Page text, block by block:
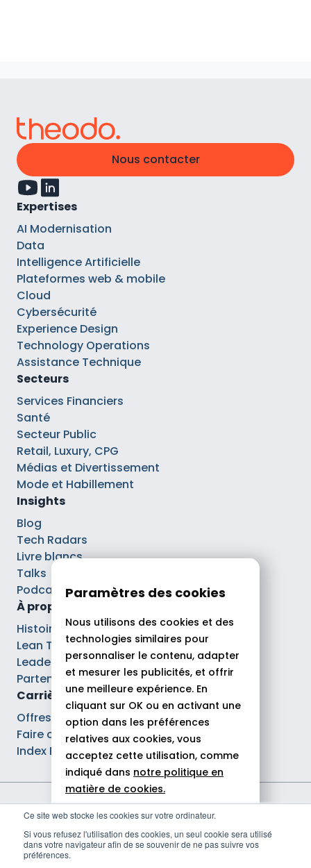
Ce site web stocke les cookies sur votre ordinateur.
Si vous refusez l'utilisation des cookies, un seul cookie sera utilisé
dans votre navigateur afin de se souvenir de ne pas suivre vos
préférences.
Nous contacter
Expertises
AI Modernisation
Data
Intelligence Artificielle
Plateformes web & mobile
Cloud
Cybersécurité
Experience Design
Technology Operations
Assistance Technique
Secteurs
Services Financiers
Santé
Secteur Public
Retail, Luxury, CPG
Médias et Divertissement
Mode et Habillement
Insights
Blog
Tech Radars
Livre blancs
Talks
Podcasts
À propos
Histoire
Lean Tech®
Leaders
Partenaires
Carrières
Offres d’emploi
Faire carrière chez Theodo
Index Ega Pro
Mentions légales
Déclaration d'accessibilité
Politique de gestion des cookies
Paramètres des cookies
Nous utilisons des cookies et des
technologies similaires pour
personnaliser le contenu, adapter
et mesurer les publicités, et offrir
une meilleure expérience. En
cliquant sur OK ou en activant une
option dans les préférences
relatives aux cookies, vous
acceptez cette utilisation, comme
indiqué dans notre politique en
matière de cookies.
Tout autoriser